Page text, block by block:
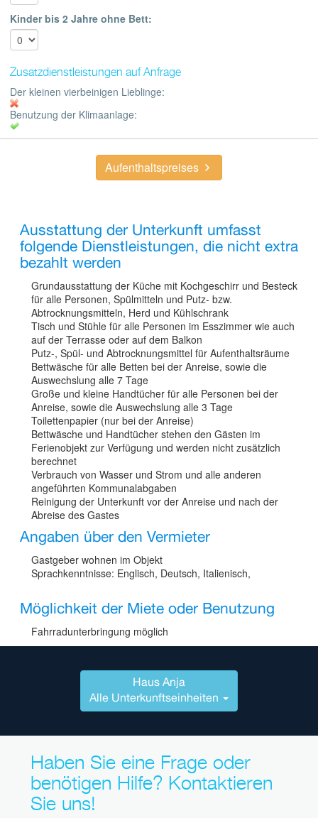
Kinder bis 2 Jahre ohne Bett:
Zusatzdienstleistungen auf Anfrage
Der kleinen vierbeinigen Lieblinge:
Benutzung der Klimaanlage:
Aufenthaltspreises
Ausstattung der Unterkunft umfasst
folgende Dienstleistungen, die nicht extra
bezahlt werden
Grundausstattung der Küche mit Kochgeschirr und Besteck
für alle Personen, Spülmitteln und Putz- bzw.
Abtrocknungsmitteln, Herd und Kühlschrank
Tisch und Stühle für alle Personen im Esszimmer wie auch
auf der Terrasse oder auf dem Balkon
Putz-, Spül- und Abtrocknungsmittel für Aufenthaltsräume
Bettwäsche für alle Betten bei der Anreise, sowie die
Auswechslung alle 7 Tage
Große und kleine Handtücher für alle Personen bei der
Anreise, sowie die Auswechslung alle 3 Tage
Toilettenpapier (nur bei der Anreise)
Bettwäsche und Handtücher stehen den Gästen im
Ferienobjekt zur Verfügung und werden nicht zusätzlich
berechnet
Verbrauch von Wasser und Strom und alle anderen
angeführten Kommunalabgaben
Reinigung der Unterkunft vor der Anreise und nach der
Abreise des Gastes
Angaben über den Vermieter
Gastgeber wohnen im Objekt
Sprachkenntnisse: Englisch, Deutsch, Italienisch,
Möglichkeit der Miete oder Benutzung
Fahrradunterbringung möglich
Haus Anja
Alle Unterkunftseinheiten
Haben Sie eine Frage oder
benötigen Hilfe? Kontaktieren
Sie uns!